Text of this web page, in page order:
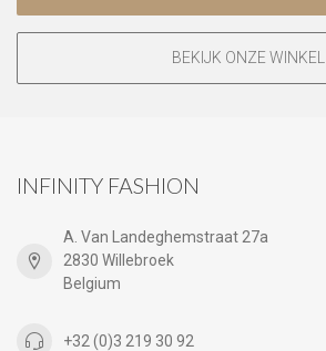
BEKIJK ONZE WINKEL
INFINITY FASHION
A. Van Landeghemstraat 27a
2830 Willebroek
Belgium
+32 (0)3 219 30 92